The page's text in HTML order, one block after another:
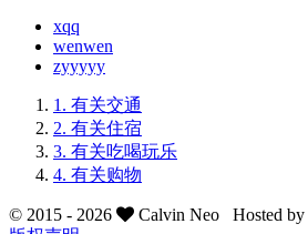
xqq
wenwen
zyyyyy
1. 有关交通
2. 有关住宿
3. 有关吃喝玩乐
4. 有关购物
© 2015 - 2026 Calvin Neo Hosted by